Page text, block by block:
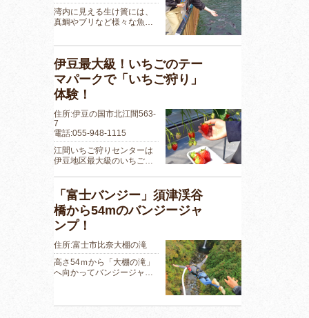
湾内に見える生け簀には、
真鯛やブリなど様々な魚…
伊豆最大級！いちごのテー
マパークで「いちご狩り」
体験！
住所:伊豆の国市北江間563-
7
電話:055-948-1115
江間いちご狩りセンターは
伊豆地区最大級のいちご…
「富士バンジー」須津渓谷
橋から54mのバンジージャ
ンプ！
住所:富士市比奈大棚の滝
高さ54ｍから「大棚の滝」
へ向かってバンジージャ…